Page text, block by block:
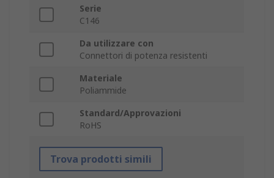
Serie
C146
Da utilizzare con
Connettori di potenza resistenti
Materiale
Poliammide
Standard/Approvazioni
RoHS
Trova prodotti simili